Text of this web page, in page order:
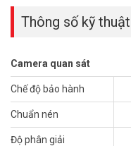
Bạn từng mệt mỏi
Tính năng phát hiện người
Ánh sáng ban
Công nghệ Smart Hybrid
chọn hình ảnh đen trắng
chân thực để nhận diện rõ
Thông số kỹ thuật
Camera quan sát
Chế độ bảo hành
Chuẩn nén
Độ phân giải